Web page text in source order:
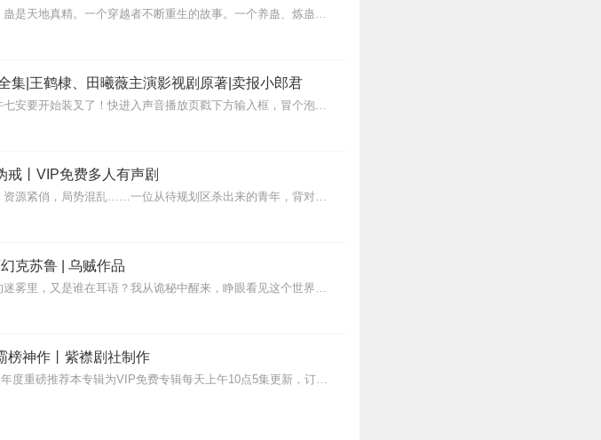
短，所以并没有大起大落的剧情和各种详尽的描写。男主
主播们还是很专业的，希望以后有机会拿到好的本子成为大
内容简介【黑暗文反派流封神之作】人是万物之灵，蛊是天地真精。一个穿越者不断重生的故事。一个养蛊、炼蛊、用蛊的奇特世界。配音组（男角色）老宝玉旁白...
集|王鹤棣、田曦薇主演影视剧原著|卖报小郎君
【冒泡有奖】听说杨千幻那厮要与我一较高下，我许七安要开始装叉了！快进入声音播放页戳下方输入框，冒个泡偷偷告诉我，我要用哪些诗词才能胜过他？说得好的，有赏！202...
戒丨VIP免费多人有声剧
【内容简介】灾变过后，大地满目疮痍。粮食匮乏，资源紧俏，局势混乱……一位从待规划区杀出来的青年，背对着漫天黄沙，孤身来到九区谋生，却不曾想偶然结识三五好友，一念...
克苏鲁 | 乌贼作品
蒸汽与机械的浪潮中，谁能触及非凡？历史和黑暗的迷雾里，又是谁在耳语？我从诡秘中醒来，睁眼看见这个世界：枪械，大炮，巨舰，飞空艇，差分机；魔药，占卜，诅咒，倒吊人...
榜神作丨紫襟剧社制作
>>更多好听不套路的燃情有声剧，尽在燃番啦剧场↓年度重磅推荐本专辑为VIP免费专辑每天上午10点5集更新，订阅可以听到最新内容哦！每周抽一个专辑五星优质评论送...